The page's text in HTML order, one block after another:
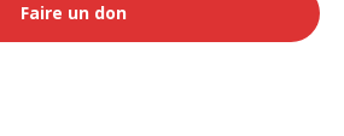
Faire un don